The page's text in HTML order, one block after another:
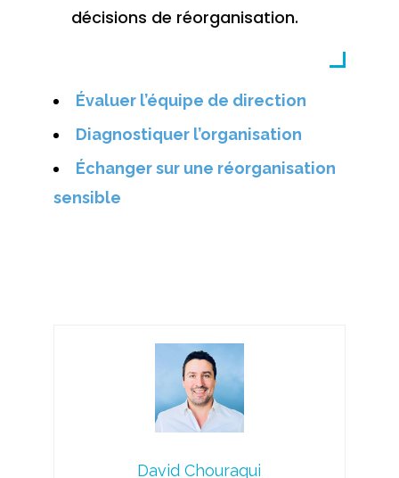
décisions de réorganisation.
Évaluer l’équipe de direction
Diagnostiquer l’organisation
Échanger sur une réorganisation
sensible
David Chouraqui